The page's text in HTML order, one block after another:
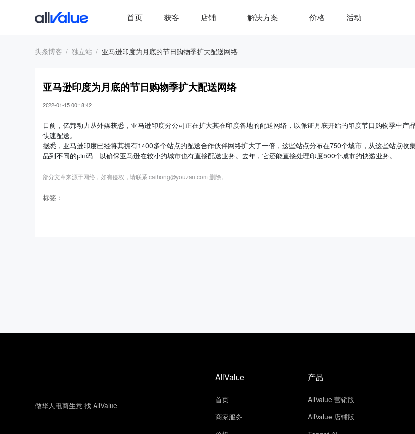
首页 获客 店铺 解决方案 价格 活动
头条博客 独立站 亚马逊印度为月底的节日购物季扩大配送网络
亚马逊印度为月底的节日购物季扩大配送网络
2022-01-15 00:18:42
日前，亿邦动力从外媒获悉，亚马逊印度分公司正在扩大其在印度各地的配送网络，以保证月底开始的印度节日购物季中产品
快速配送。
据悉，亚马逊印度已经将其拥有1400多个站点的配送合作伙伴网络扩大了一倍，这些站点分布在750个城市，从这些站点收
品到不同的pin码，以确保亚马逊在较小的城市也有直接配送业务。去年，它还能直接处理印度500个城市的快递业务。
部分文章来源于网络，如有侵权，请联系 caihong@youzan.com 删除。
标签：
做华人电商生意 找 AllValue
AllValue
首页
商家服务
产品
AllValue 营销版
AllValue 店铺版